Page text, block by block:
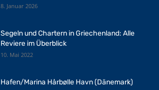
8. Januar 2026
Segeln und Chartern in Griechenland: Alle
Reviere im Überblick
10. Mai 2022
Hafen/Marina Hårbølle Havn (Dänemark)